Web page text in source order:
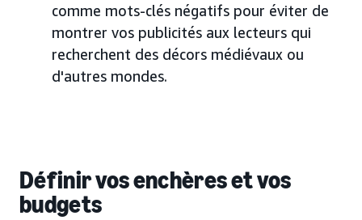
comme mots-clés négatifs pour éviter de
montrer vos publicités aux lecteurs qui
recherchent des décors médiévaux ou
d'autres mondes.
Définir vos enchères et vos
budgets